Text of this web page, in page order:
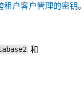
租户客户管理的密钥。
和